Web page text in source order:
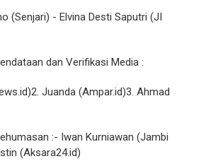
(Senjari) - Elvina Desti Saputri (JI
dan Verifikasi Media :
Juanda (Ampar.id)3. Ahmad
:- Iwan Kurniawan (Jambi
(Aksara24.id)